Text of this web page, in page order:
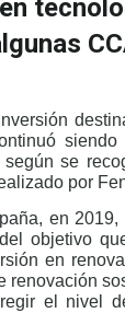
se
por
en
objetivo
en
renovación
el nivel